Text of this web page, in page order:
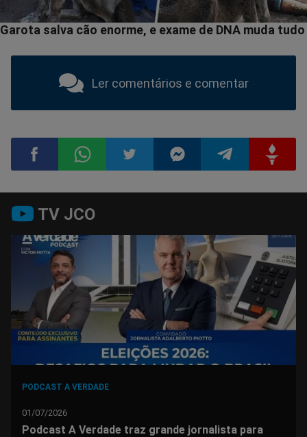
Ler comentários e comentar
Compartilhar
no
Facebook
no
Whatsapp
no
Twitter
no
Messenger
no
Telegram
no
Gettr
TV JCO
PODCAST A VERDADE
01/07/2026
Podcast A Verdade traz grande jornalista para